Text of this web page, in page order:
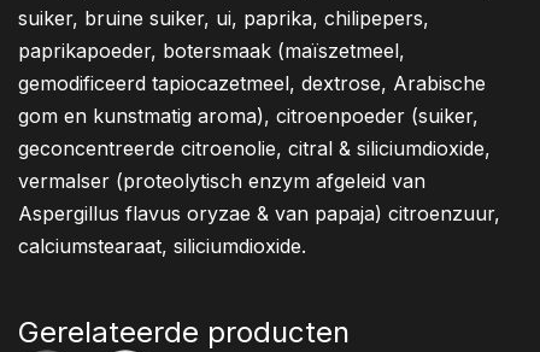
suiker, bruine suiker, ui, paprika, chilipepers,
paprikapoeder, botersmaak (maïszetmeel,
gemodificeerd tapiocazetmeel, dextrose, Arabische
gom en kunstmatig aroma), citroenpoeder (suiker,
geconcentreerde citroenolie, citral & siliciumdioxide,
vermalser (proteolytisch enzym afgeleid van
Aspergillus flavus oryzae & van papaja) citroenzuur,
calciumstearaat, siliciumdioxide.
Gerelateerde producten